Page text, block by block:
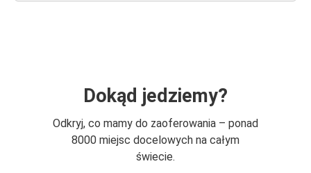
Dokąd jedziemy?
Odkryj, co mamy do zaoferowania – ponad
8000 miejsc docelowych na całym
świecie.